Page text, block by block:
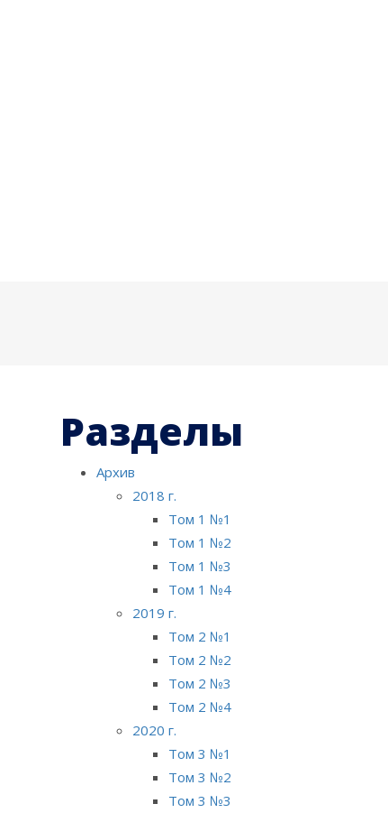
Разделы
Архив
2018 г.
Том 1 №1
Том 1 №2
Том 1 №3
Том 1 №4
2019 г.
Том 2 №1
Том 2 №2
Том 2 №3
Том 2 №4
2020 г.
Том 3 №1
Том 3 №2
Том 3 №3